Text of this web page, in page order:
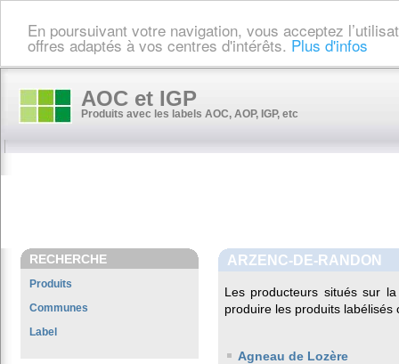
En poursuivant votre navigation, vous acceptez
offres adaptés à vos centres d'intérêts. Plus d'infos
AOC et IGP
Produits avec les labels AOC, AOP, IGP, etc
RECHERCHE
Produits
Communes
Label
ARZENC-DE-RANDON
Les producteurs situés sur
produire les produits labélisés
Agneau de Lozère